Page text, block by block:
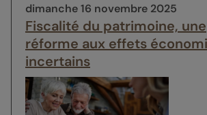
dimanche 16 novembre 2025
Fiscalité du patrimoine, une
réforme aux effets
incertains